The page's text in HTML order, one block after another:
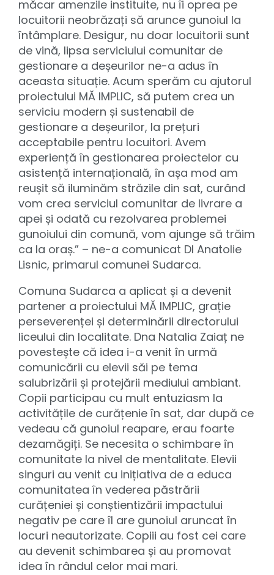
măcar amenzile instituite, nu îi oprea pe
locuitorii neobrăzați să arunce gunoiul la
întâmplare. Desigur, nu doar locuitorii sunt
de vină, lipsa serviciului comunitar de
gestionare a deșeurilor ne-a adus în
aceasta situație. Acum sperăm cu ajutorul
proiectului MĂ IMPLIC, să putem crea un
serviciu modern și sustenabil de
gestionare a deșeurilor, la prețuri
acceptabile pentru locuitori. Avem
experiență în gestionarea proiectelor cu
asistență internațională, în așa mod am
reușit să iluminăm străzile din sat, curând
vom crea serviciul comunitar de livrare a
apei și odată cu rezolvarea problemei
gunoiului din comună, vom ajunge să trăim
ca la oraș.” – ne-a comunicat Dl Anatolie
Lisnic, primarul comunei Sudarca.
Comuna Sudarca a aplicat și a devenit
partener a proiectului MĂ IMPLIC, grație
perseverenței și determinării directorului
liceului din localitate. Dna Natalia Zaiaț ne
povestește că idea i-a venit în urmă
comunicării cu elevii săi pe tema
salubrizării și protejării mediului ambiant.
Copii participau cu mult entuziasm la
activitățile de curățenie în sat, dar după ce
vedeau că gunoiul reapare, erau foarte
dezamăgiți. Se necesita o schimbare în
comunitate la nivel de mentalitate. Elevii
singuri au venit cu inițiativa de a educa
comunitatea în vederea păstrării
curățeniei și conștientizării impactului
negativ pe care îl are gunoiul aruncat în
locuri neautorizate. Copiii au fost cei care
au devenit schimbarea și au promovat
idea în rândul celor mai mari.